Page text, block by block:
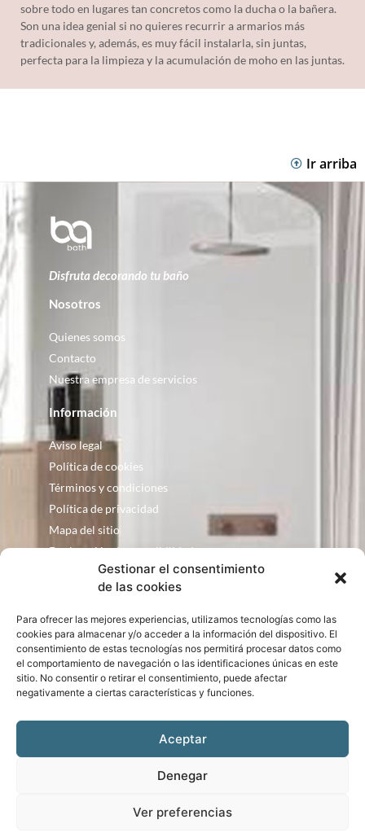
Gestionar el consentimiento
de las cookies
Para ofrecer las mejores experiencias, utilizamos tecnologías como las
cookies para almacenar y/o acceder a la información del dispositivo. El
consentimiento de estas tecnologías nos permitirá procesar datos como
el comportamiento de navegación o las identificaciones únicas en este
sitio. No consentir o retirar el consentimiento, puede afectar
negativamente a ciertas características y funciones.
Aceptar
Denegar
Ver preferencias
sobre todo en lugares tan concretos como la ducha o la bañera.
Son una idea genial si no quieres recurrir a armarios más
tradicionales y, además, es muy fácil instalarla, sin juntas,
perfecta para la limpieza y la acumulación de moho en las juntas.
Ir arriba
Disfruta decorando tu baño
Nosotros
Quienes somos
Contacto
Nuestra empresa de servicios
Información
Aviso legal
Política de cookies
Términos y condiciones
Política de privacidad
Mapa del sitio
Declaración de accesibilidad
Contacto
Fontanería Baquero
C/ Justo Zoco, 36 Ejea de los Caballeros
Zaragoza – España
consultas@bqbath.es
693 21 32 44
Bqbath © Copyright 2024. Diseño web realizado por